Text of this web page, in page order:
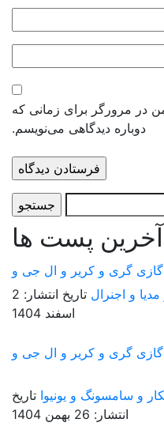
برای زمانی که
می‌نویسم.
پست ها
کریر و ال جی و
تاریخ انتشار: 2
کریر و ال جی و
و یونیوا تاریخ